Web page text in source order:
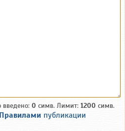
введено: 0 симв. Лимит: 1200 симв.
Правилами публикации